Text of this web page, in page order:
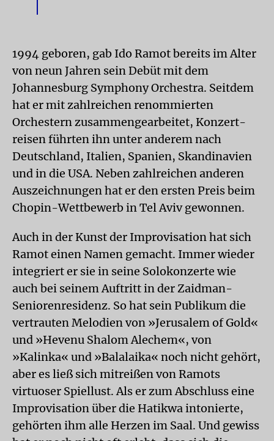
1994 geboren, gab Ido Ramot bereits im Alter
von neun Jahren sein Debüt mit dem
Johannesburg Symphony Orchestra. Seitdem
hat er mit zahlreichen renommierten
Orchestern zusammengearbeitet, Konzert­
reisen führten ihn unter anderem nach
Deutschland, Italien, Spanien, Skandinavien
und in die USA. Neben zahlreichen anderen
Auszeichnungen hat er den ersten Preis beim
Chopin-Wettbewerb in Tel Aviv gewonnen.
Auch in der Kunst der Improvisation hat sich
Ramot einen Namen gemacht. Immer wieder
integriert er sie in seine Solokonzerte wie
auch bei seinem Auftritt in der Zaidman-
Seniorenresidenz. So hat sein Publikum die
vertrauten Melodien von »Jerusalem of Gold«
und »Hevenu Shalom Alechem«, von
»Kalinka« und »Balalaika« noch nicht gehört,
aber es ließ sich mitreißen von Ramots
virtuoser Spiellust. Als er zum Abschluss eine
Improvisation über die Hatikwa intonierte,
gehörten ihm alle Herzen im Saal. Und gewiss